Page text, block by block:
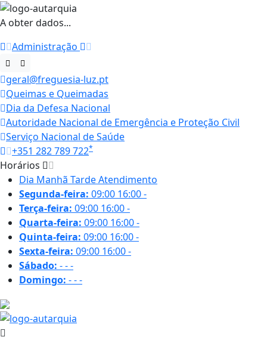
A obter dados...
Administração
geral@freguesia-luz.pt
Queimas e Queimadas
Dia da Defesa Nacional
Autoridade Nacional de Emergência e Proteção Civil
Serviço Nacional de Saúde
+351 282 789 722*
Horários
Dia Manhã TardeAtendimento
Segunda-feira: 09:00 16:00-
Terça-feira: 09:00 16:00-
Quarta-feira: 09:00 16:00-
Quinta-feira: 09:00 16:00-
Sexta-feira: 09:00 16:00-
Sábado: ---
Domingo: ---